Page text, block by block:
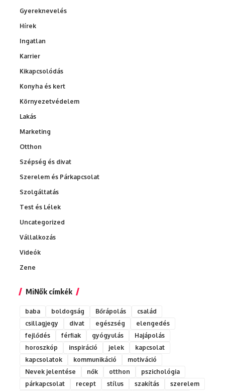
Gyereknevelés
Hírek
Ingatlan
Karrier
Kikapcsolódás
Konyha és kert
Környezetvédelem
Lakás
Marketing
Otthon
Szépség és divat
Szerelem és Párkapcsolat
Szolgáltatás
Test és Lélek
Uncategorized
Vállalkozás
Videók
Zene
MiNők címkék
baba boldogság Bőrápolás
család
csillagjegy
divat egészség
elengedés
fejlődés
férfiak gyógyulás
Hajápolás
horoszkóp
inspiráció jelek
kapcsolat
kapcsolatok
kommunikáció
motiváció
Nevek jelentése
nők otthon
pszichológia
párkapcsolat
recept stílus szakítás
szerelem